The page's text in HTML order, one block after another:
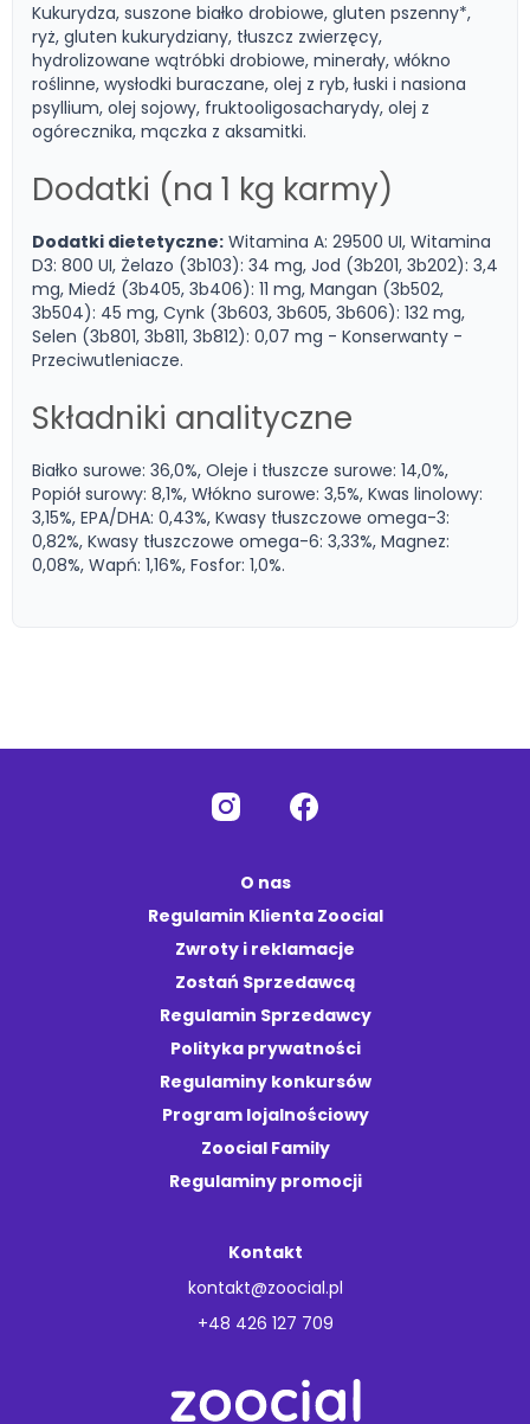
Kukurydza, suszone białko drobiowe, gluten pszenny*,
ryż, gluten kukurydziany, tłuszcz zwierzęcy,
hydrolizowane wątróbki drobiowe, minerały, włókno
roślinne, wysłodki buraczane, olej z ryb, łuski i nasiona
psyllium, olej sojowy, fruktooligosacharydy, olej z
ogórecznika, mączka z aksamitki.
Dodatki (na 1 kg karmy)
Dodatki dietetyczne: Witamina A: 29500 UI, Witamina
D3: 800 UI, Żelazo (3b103): 34 mg, Jod (3b201, 3b202): 3,4
mg, Miedź (3b405, 3b406): 11 mg, Mangan (3b502,
3b504): 45 mg, Cynk (3b603, 3b605, 3b606): 132 mg,
Selen (3b801, 3b811, 3b812): 0,07 mg - Konserwanty -
Przeciwutleniacze.
Składniki analityczne
Białko surowe: 36,0%, Oleje i tłuszcze surowe: 14,0%,
Popiół surowy: 8,1%, Włókno surowe: 3,5%, Kwas linolowy:
3,15%, EPA/DHA: 0,43%, Kwasy tłuszczowe omega-3:
0,82%, Kwasy tłuszczowe omega-6: 3,33%, Magnez:
0,08%, Wapń: 1,16%, Fosfor: 1,0%.
O nas
Regulamin Klienta Zoocial
Zwroty i reklamacje
Zostań Sprzedawcą
Regulamin Sprzedawcy
Polityka prywatności
Regulaminy konkursów
Program lojalnościowy
Zoocial Family
Regulaminy promocji
Kontakt
kontakt@zoocial.pl
+48 426 127 709